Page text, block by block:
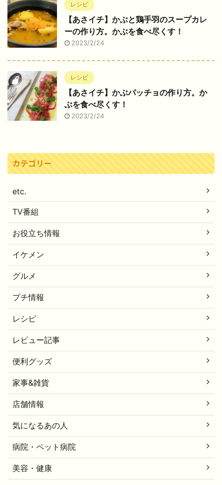
レシピ
【あさイチ】かぶと鶏手羽のスープカレ
ーの作り方。かぶを食べ尽くす！
2023/2/24
レシピ
【あさイチ】かぶパッチョの作り方。か
ぶを食べ尽くす！
2023/2/24
カテゴリー
etc.
TV番組
お役立ち情報
イケメン
グルメ
プチ情報
レシピ
レビュー記事
便利グッズ
家事&雑貨
店舗情報
気になるあの人
病院・ペット病院
美容・健康